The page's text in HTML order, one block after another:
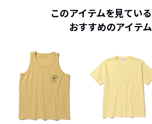
このアイテムを見てい
おすすめのアイテム